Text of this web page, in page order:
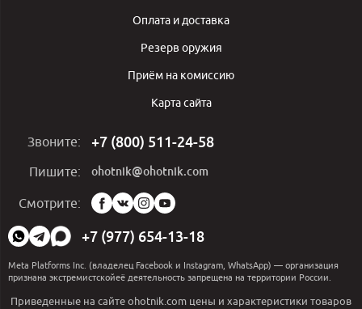
Оплата и доставка
Резерв оружия
Приём на комиссию
Карта сайта
Звоните: +7 (800) 511-24-58
Пишите: ohotnik@ohotnik.com
Смотрите:
Мы
в
социальных
сетях:
+7 (977) 654-13-18
Meta Platforms Inc. (владелец Facebook и Instagram, WhatsApp) — организация
признана экстремистскойеё деятельность запрещена на территории России.
Приведенные на сайте ohotnik.com цены и характеристики товаров